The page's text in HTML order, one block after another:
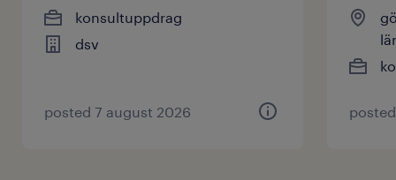
konsultuppdrag
dsv
posted 7 august 2026